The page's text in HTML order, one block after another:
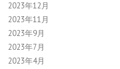
2023年12月
2023年11月
2023年9月
2023年7月
2023年4月